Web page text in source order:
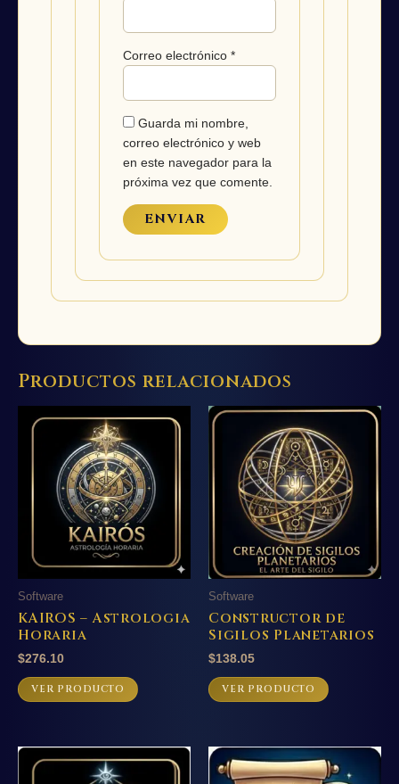
Correo electrónico *
Guarda mi nombre,
correo electrónico y web
en este navegador para la
próxima vez que comente.
Productos relacionados
Software
KAIROS – Astrologia
Horaria
$276.10
VER PRODUCTO
Software
Constructor de
Sigilos Planetarios
$138.05
VER PRODUCTO